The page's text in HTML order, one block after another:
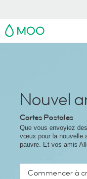
MOO
Nouvel
Cartes Postales
Que vous envoyiez
vœux pour la nouvelle
pauvre. Et vos amis
Commencer à